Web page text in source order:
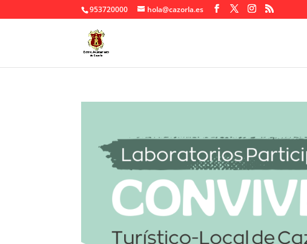
953720000 hola@cazorla.es